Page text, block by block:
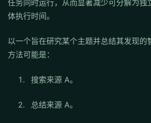
任务同时运行，从而显著减少可分解为独
体执行时间。
以一个旨在研究某个主题并总结其发现的
方法可能是：
搜索来源 A。
总结来源 A。